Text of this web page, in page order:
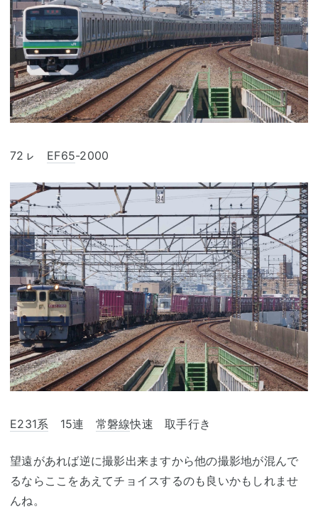
72ㇾ EF65-2000
E231系 15連 常磐線快速 取手行き
望遠があれば逆に撮影出来ますから他の撮影地が混んで
るならここをあえてチョイスするのも良いかもしれませ
んね。